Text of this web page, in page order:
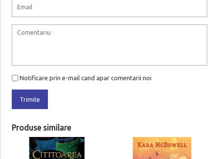
Notificare prin e-mail cand apar comentarii noi
Trimite
Produse similare